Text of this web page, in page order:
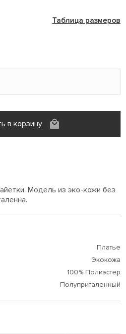
Таблица размеров
в корзину
Модель из эко-кожи без
Платье
Экокожа
100% Полиэстер
Полуприталенный